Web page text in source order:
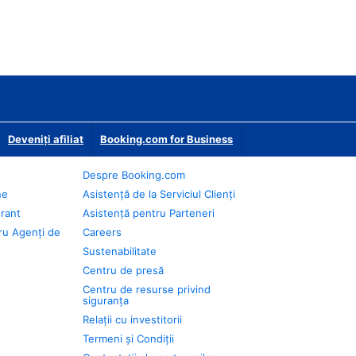
Deveniţi afiliat Booking.com for Business
Agenți de
Despre Booking.com
Asistență de la Serviciul Clienți
Asistență pentru Parteneri
Careers
Sustenabilitate
Centru de presă
Centru de resurse privind
siguranța
Relații cu investitorii
Termeni și Condiții